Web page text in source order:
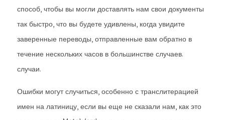
способ, чтобы вы могли доставлять нам свои документы
так быстро, что вы будете удивлены, когда увидите
заверенные переводы, отправленные вам обратно в
течение нескольких часов в большинстве случаев.
случаи.
Ошибки могут случиться, особенно с транслитерацией
имен на латиницу, если вы еще не сказали нам, как это